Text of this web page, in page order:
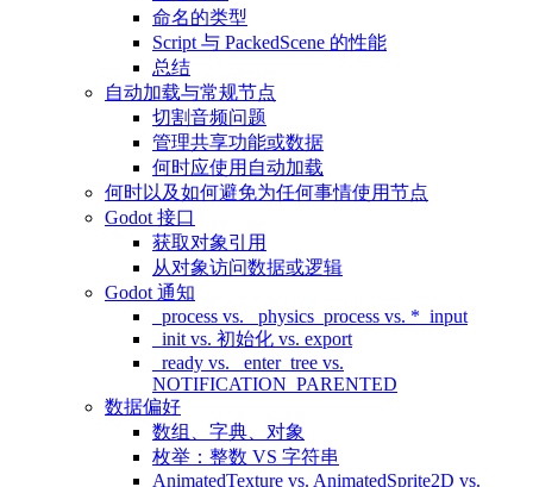
命名的类型
Script 与 PackedScene 的性能
总结
自动加载与常规节点
切割音频问题
管理共享功能或数据
何时应使用自动加载
何时以及如何避免为任何事情使用节点
Godot 接口
获取对象引用
从对象访问数据或逻辑
Godot 通知
_process vs. _physics_process vs. *_input
_init vs. 初始化 vs. export
_ready vs. _enter_tree vs.
NOTIFICATION_PARENTED
数据偏好
数组、字典、对象
枚举：整数 VS 字符串
AnimatedTexture vs. AnimatedSprite2D vs.